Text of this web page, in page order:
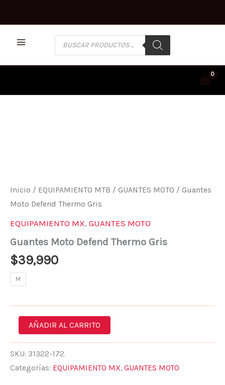
Inicio / EQUIPAMIENTO MTB / GUANTES MOTO / Guantes
Moto Defend Thermo Gris
EQUIPAMIENTO MX, GUANTES MOTO
Guantes Moto Defend Thermo Gris
$39,990
M
AÑADIR AL CARRITO
SKU: 31322-172.
Categorías: EQUIPAMIENTO MX, GUANTES MOTO